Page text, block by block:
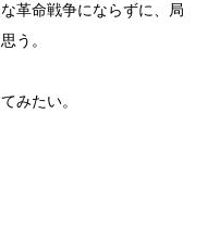
革命戦争にならずに、局
う。
みたい。